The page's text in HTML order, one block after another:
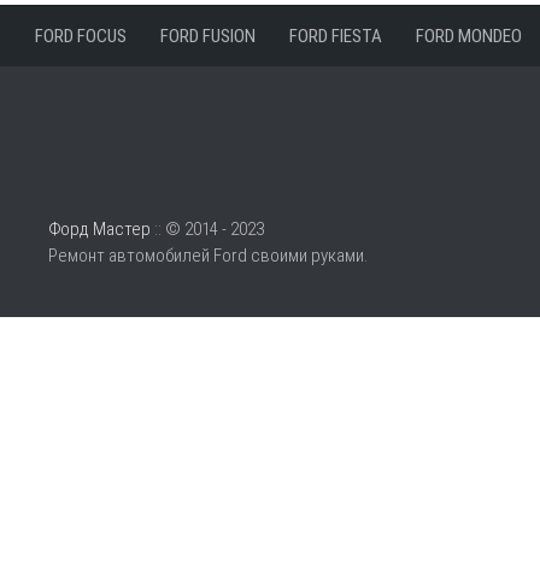
FORD FOCUS FORD FUSION FORD FIESTA FORD MONDEO
Форд Мастер :: © 2014 - 2023
Ремонт автомобилей Ford своими руками.